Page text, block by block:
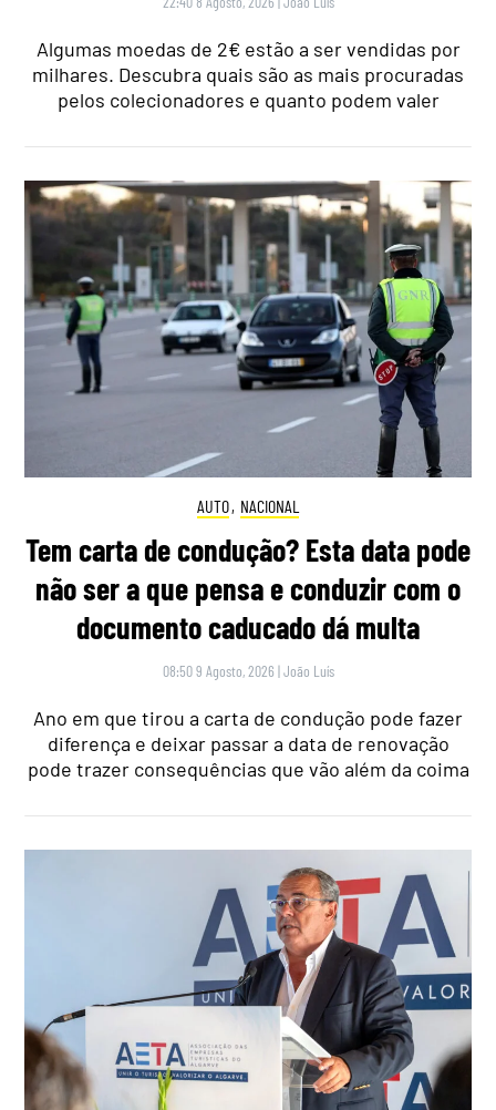
Algumas moedas de 2€ estão a ser vendidas por
milhares. Descubra quais são as mais procuradas
pelos colecionadores e quanto podem valer
AUTO, NACIONAL
Tem carta de condução? Esta data pode
não ser a que pensa e conduzir com o
documento caducado dá multa
08:50 9 Agosto, 2026 |João Luís
Ano em que tirou a carta de condução pode fazer
diferença e deixar passar a data de renovação
pode trazer consequências que vão além da coima